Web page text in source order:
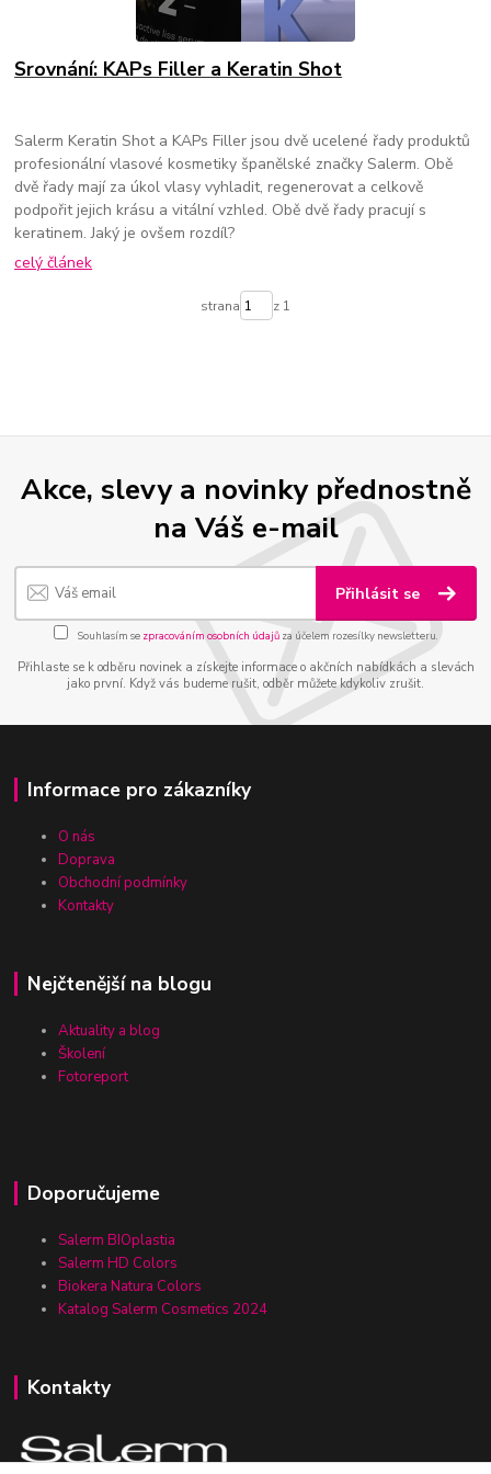
Srovnání: KAPs Filler a Keratin Shot
Salerm Keratin Shot a KAPs Filler jsou dvě ucelené řady produktů
profesionální vlasové kosmetiky španělské značky Salerm. Obě
dvě řady mají za úkol vlasy vyhladit, regenerovat a celkově
podpořit jejich krásu a vitální vzhled. Obě dvě řady pracují s
keratinem. Jaký je ovšem rozdíl?
celý článek
strana z 1
Akce, slevy a novinky přednostně
na Váš e-mail
Přihlásit se
Souhlasím se zpracováním osobních údajůza účelem rozesílky newsletteru.
Přihlaste se k odběru novinek a získejte informace o akčních nabídkách a slevách
jako první. Když vás budeme rušit, odběr můžete kdykoliv zrušit.
Informace pro zákazníky
O nás
Doprava
Obchodní podmínky
Kontakty
Nejčtenější na blogu
Aktuality a blog
Školení
Fotoreport
Doporučujeme
Salerm BIOplastia
Salerm HD Colors
Biokera Natura Colors
Katalog Salerm Cosmetics 2024
Kontakty